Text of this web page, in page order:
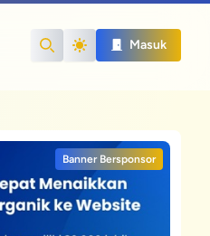
Search
Masuk
Banner Bersponsor